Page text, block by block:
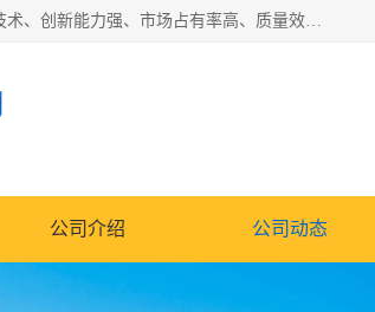
“专精特新”中小企业是指经省工业和信息化厅认定，专注于细分市场、掌握关键核心技术、创新能力强、市场占有率高、质量效益优，在专业化、精细化、特色化、新颖化等方面表现突出的中小企业。
公司介绍 公司动态